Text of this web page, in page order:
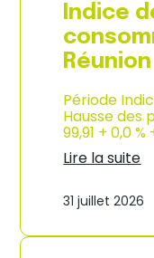
2
0
2
6
Indice
Période
Hausse des
99,91 + 0,0
Lire la suite
n
i
31 juillet 2026